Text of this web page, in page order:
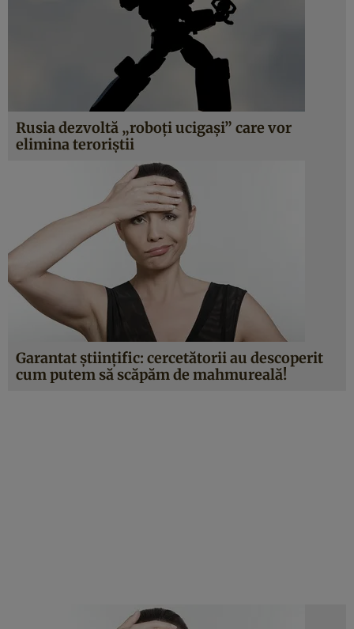
Rusia dezvoltă „roboţi ucigaşi” care vor
elimina teroriştii
Garantat ştiinţific: cercetătorii au descoperit
cum putem să scăpăm de mahmureală!